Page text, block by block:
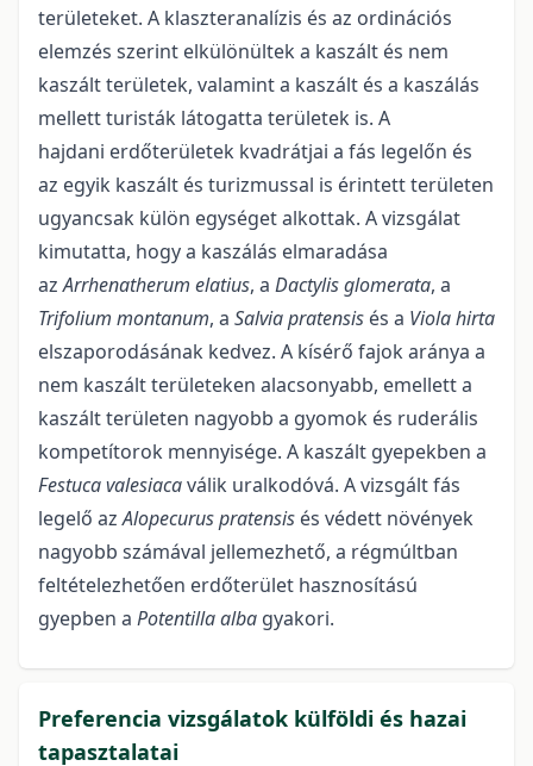
területeket. A klaszteranalízis és az ordinációs
elemzés szerint elkülönültek a kaszált és nem
kaszált területek, valamint a kaszált és a kaszálás
mellett turisták látogatta területek is. A
hajdani erdőterületek kvadrátjai a fás legelőn és
az egyik kaszált és turizmussal is érintett területen
ugyancsak külön egységet alkottak. A vizsgálat
kimutatta, hogy a kaszálás elmaradása
azArrhenatherum elatius, a Dactylis glomerata, a
Trifolium montanum, a Salvia pratensis és a Viola hirta
elszaporodásának kedvez. A kísérő fajok aránya a
nem kaszált területeken alacsonyabb, emellett a
kaszált területen nagyobb a gyomok és ruderális
kompetítorok mennyisége. A kaszált gyepekben a
Festuca valesiacaválik uralkodóvá. A vizsgált fás
legelő azAlopecurus pratensis és védett növények
nagyobb számával jellemezhető, a régmúltban
feltételezhetően erdőterület hasznosítású
gyepben a Potentilla alba gyakori.
Preferencia vizsgálatok külföldi és hazai
tapasztalatai